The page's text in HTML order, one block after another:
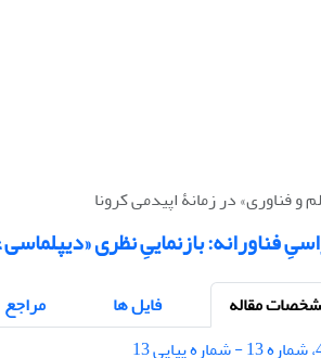
و فناوری» در زمانۀ اپیدمی کرونا
فناورانه: بازنماییِ نظری
مقاله فایل ها مراجع